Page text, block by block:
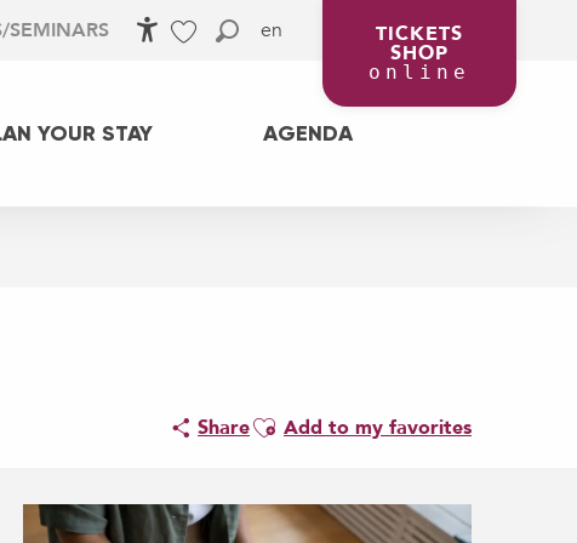
en
SEMINARS TICKETS
SHOP
online
YOUR STAY AGENDA
ShareAjouter aux favoris
Add to my favorites